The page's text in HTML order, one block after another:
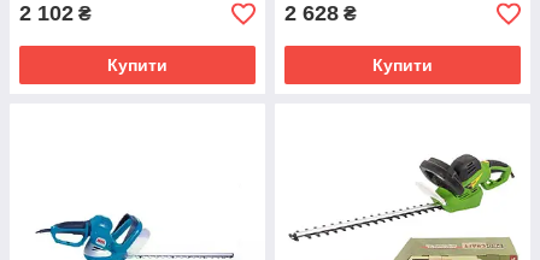
2 102 ₴
Купити
2 628 ₴
Купити